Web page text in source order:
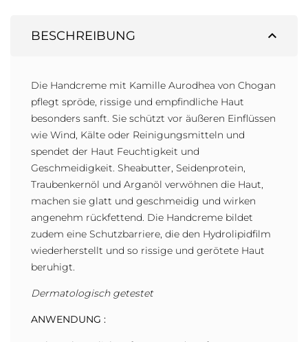
expand_less
BESCHREIBUNG
Die Handcreme mit Kamille Aurodhea von Chogan
pflegt spröde, rissige und empfindliche Haut
besonders sanft. Sie schützt vor äußeren Einflüssen
wie Wind, Kälte oder Reinigungsmitteln und
spendet der Haut Feuchtigkeit und
Geschmeidigkeit. Sheabutter, Seidenprotein,
Traubenkernöl und Arganöl verwöhnen die Haut,
machen sie glatt und geschmeidig und wirken
angenehm rückfettend. Die Handcreme bildet
zudem eine Schutzbarriere, die den Hydrolipidfilm
wiederherstellt und so rissige und gerötete Haut
beruhigt.
Dermatologisch getestet
ANWENDUNG :